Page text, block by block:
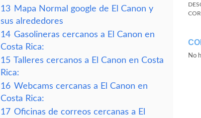
13 Mapa Normal google de El Canon y
sus alrededores
14 Gasolineras cercanos a El Canon en
Costa Rica:
15 Talleres cercanos a El Canon en Costa
Rica:
16 Webcams cercanas a El Canon en
Costa Rica:
17 Oficinas de correos cercanas a El
No